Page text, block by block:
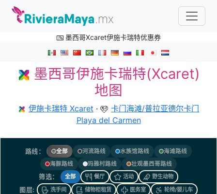
墨西哥Xcaret伊施卡瑞特优惠券
墨西哥伊施卡瑞特(Xcaret)
地图
伊施卡瑞特 Xcaret ·
卡门海滩/普拉亚德尔卡门
Playa del Carmen
路线： 全部 河流路线 水族馆路线
海滩路线
海豚路线
玛雅村路线 壮观墨西哥路线
筛选： 全部 餐厅 活动 野生动物
图层: 洗手间 储物柜租赁 医务室
轮椅/婴儿车